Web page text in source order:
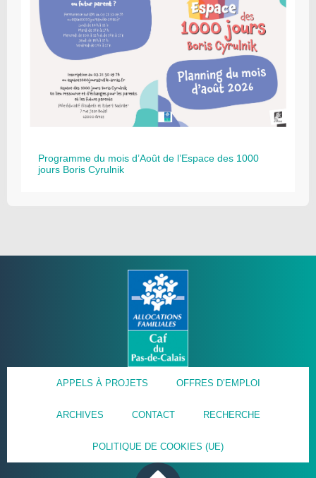
Programme du mois d’Août de l’Espace des 1000
jours Boris Cyrulnik
APPELS À PROJETS OFFRES D’EMPLOI
ARCHIVES CONTACT RECHERCHE
POLITIQUE DE COOKIES (UE)